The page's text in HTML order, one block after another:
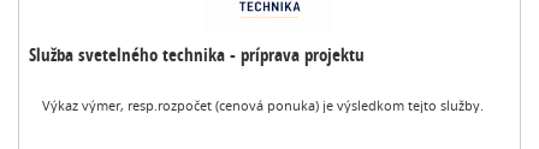
Služba svetelného technika - príprava projektu
Výkaz výmer, resp.rozpočet (cenová ponuka) je výsledkom tejto služby.